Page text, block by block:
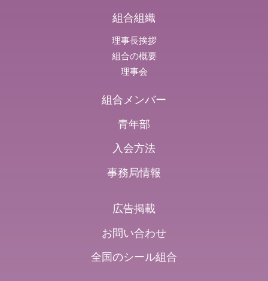
組合組織
理事長挨拶
組合の概要
理事会
組合メンバー
青年部
入会方法
事務局情報
広告掲載
お問い合わせ
全国のシール組合